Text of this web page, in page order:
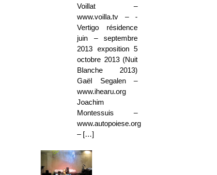
Voillat –
www.voilla.tv – -
Vertigo résidence
juin – septembre
2013 exposition 5
octobre 2013 (Nuit
Blanche 2013)
Gaël Segalen –
www.ihearu.org
Joachim
Montessuis –
www.autopoiese.org
– […]